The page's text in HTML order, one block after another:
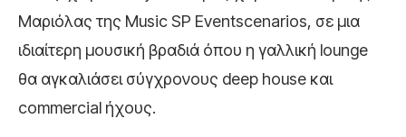
Μαριόλας της Music SP Eventscenarios, σε μια
ιδιαίτερη μουσική βραδιά όπου η γαλλική lounge
θα αγκαλιάσει σύγχρονους deep house και
commercial ήχους.